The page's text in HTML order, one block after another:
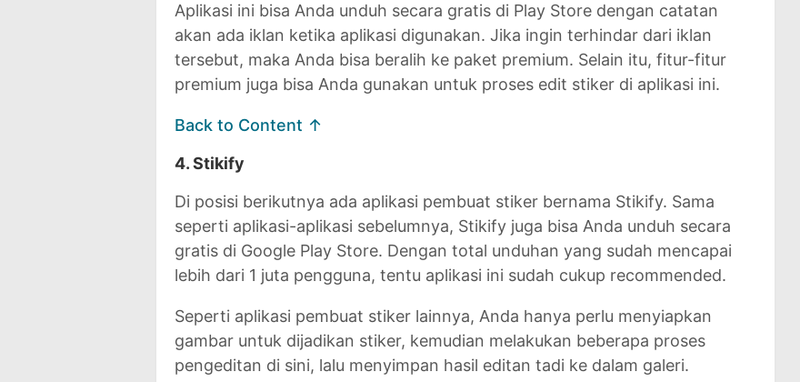
Aplikasi ini bisa Anda unduh secara gratis di Play Store dengan catatan
akan ada iklan ketika aplikasi digunakan. Jika ingin terhindar dari iklan
tersebut, maka Anda bisa beralih ke paket premium. Selain itu, fitur-fitur
premium juga bisa Anda gunakan untuk proses edit stiker di aplikasi ini.
Back to Content ↑
4. Stikify
Di posisi berikutnya ada aplikasi pembuat stiker bernama Stikify. Sama
seperti aplikasi-aplikasi sebelumnya, Stikify juga bisa Anda unduh secara
gratis di Google Play Store. Dengan total unduhan yang sudah mencapai
lebih dari 1 juta pengguna, tentu aplikasi ini sudah cukup recommended.
Seperti aplikasi pembuat stiker lainnya, Anda hanya perlu menyiapkan
gambar untuk dijadikan stiker, kemudian melakukan beberapa proses
pengeditan di sini, lalu menyimpan hasil editan tadi ke dalam galeri.